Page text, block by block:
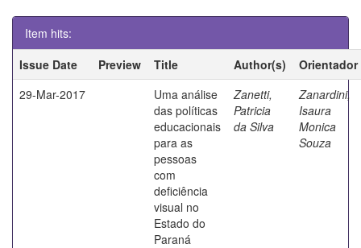
Item hits:
Issue Date
Preview Title Author(s)
Orientador
29-Mar-2017
Uma análise
das políticas
educacionais
para as
pessoas
com
deficiência
visual no
Estado do
Paraná
Zanetti,
Patricia
da Silva
Zanardini,
Isaura
Monica
Souza